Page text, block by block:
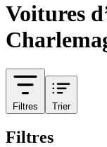
Voitures
Filtres Trier
Filtres